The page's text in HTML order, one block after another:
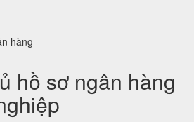
hồ sơ ngân hàng